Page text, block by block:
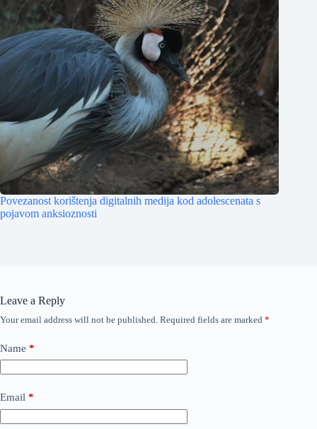
Povezanost korištenja digitalnih medija kod adolescenata s
pojavom anksioznosti
Leave a Reply
Your email address will not be published. Required fields are marked *
Name *
Email *